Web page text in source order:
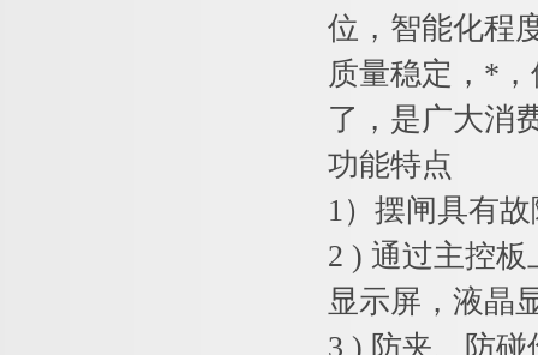
位，智能化程
质量稳定，*
了，是广大消
功
1）摆闸具有
2 ) 通过主控
显示屏，液晶
3 ) 防夹、防